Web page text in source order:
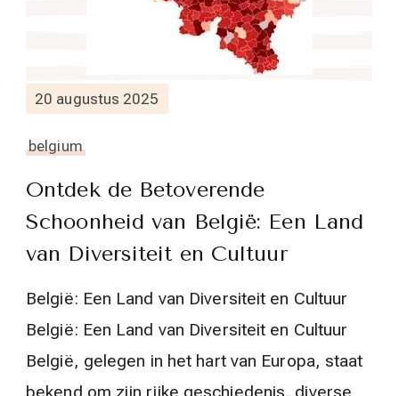
20 augustus 2025
belgium
Ontdek de Betoverende
Schoonheid van België: Een Land
van Diversiteit en Cultuur
België: Een Land van Diversiteit en Cultuur
België: Een Land van Diversiteit en Cultuur
België, gelegen in het hart van Europa, staat